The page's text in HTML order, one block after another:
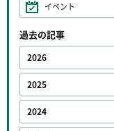
イベント
過去の記事
2026
2025
2024